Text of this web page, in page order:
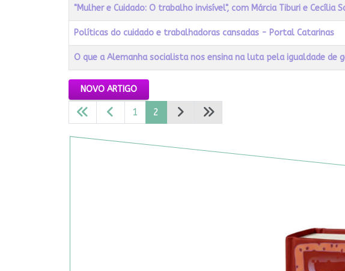
Título Acessos
"Mulher e Cuidado: O trabalho invisível", com Márcia Tiburi e Cecília
Políticas do cuidado e trabalhadoras cansadas - Portal Catarinas
O que a Alemanha socialista nos ensina na luta pela igualdade de
NOVO ARTIGO
1 2